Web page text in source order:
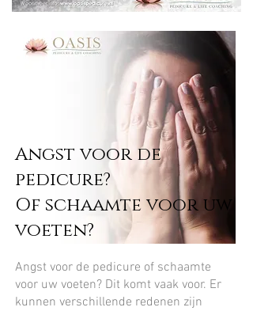
Angst voor de
pedicure?
Of schaamte voor uw
voeten?
Angst voor de pedicure of schaamte
voor uw voeten? Dit komt vaak voor. Er
kunnen verschillende redenen zijn